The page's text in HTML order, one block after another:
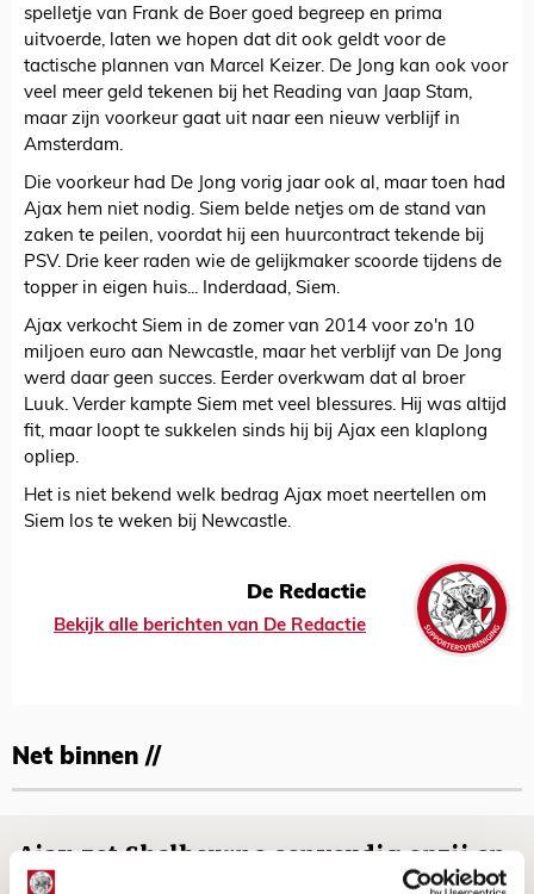
spelletje van Frank de Boer goed begreep en prima
uitvoerde, laten we hopen dat dit ook geldt voor de
tactische plannen van Marcel Keizer. De Jong kan ook voor
veel meer geld tekenen bij het Reading van Jaap Stam,
maar zijn voorkeur gaat uit naar een nieuw verblijf in
Amsterdam.
Die voorkeur had De Jong vorig jaar ook al, maar toen had
Ajax hem niet nodig. Siem belde netjes om de stand van
zaken te peilen, voordat hij een huurcontract tekende bij
PSV. Drie keer raden wie de gelijkmaker scoorde tijdens de
topper in eigen huis... Inderdaad, Siem.
Ajax verkocht Siem in de zomer van 2014 voor zo'n 10
miljoen euro aan Newcastle, maar het verblijf van De Jong
werd daar geen succes. Eerder overkwam dat al broer
Luuk. Verder kampte Siem met veel blessures. Hij was altijd
fit, maar loopt te sukkelen sinds hij bij Ajax een klaplong
opliep.
Het is niet bekend welk bedrag Ajax moet neertellen om
Siem los te weken bij Newcastle.
De Redactie
Bekijk alle berichten van De Redactie
Net binnen //
Ajax zet Shelbourne eenvoudig opzij en